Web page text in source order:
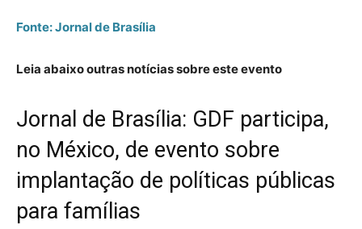
Fonte: Jornal de Brasília
Leia abaixo outras notícias sobre este evento
Jornal de Brasília: GDF participa,
no México, de evento sobre
implantação de políticas públicas
para famílias